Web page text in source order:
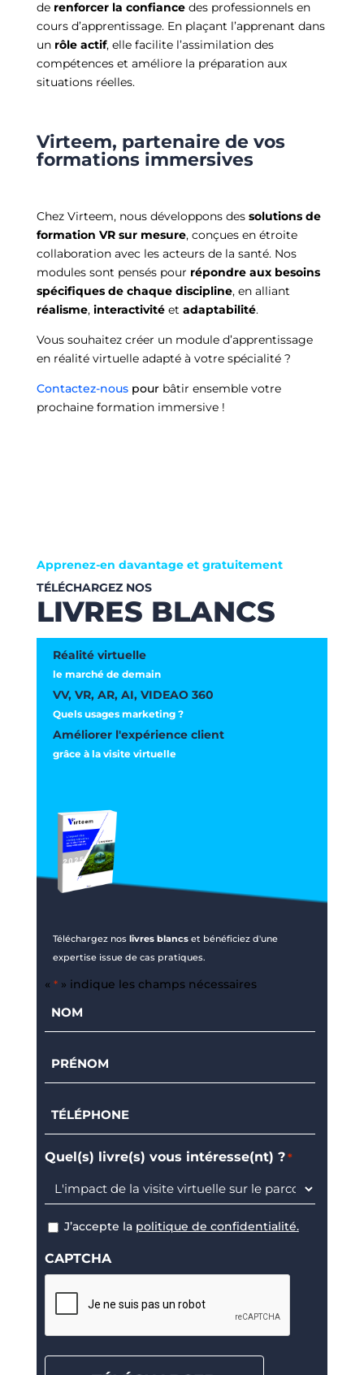
de renforcer la confiancedes professionnels en
cours d’apprentissage. En plaçant l’apprenant dans
un rôle actif, elle facilite l’assimilation des
compétences et améliore la préparation aux
situations réelles.
Virteem, partenaire de vos
formations immersives
Chez Virteem, nous développons dessolutions de
formation VR sur mesure, conçues en étroite
collaboration avec les acteurs de la santé. Nos
modules sont pensés pour répondre aux besoins
spécifiques de chaque discipline, en alliant
réalisme, interactivitéet adaptabilité.
Vous souhaitez créer un module d’apprentissage
en réalité virtuelle adapté à votre spécialité ?
Contactez-nouspour bâtir ensemble votre
prochaine formation immersive !
Apprenez-en davantage et gratuitement
TÉLÉCHARGEZ NOS
LIVRES BLANCS
Réalité virtuelle
le marché de demain
VV, VR, AR, AI, VIDEAO 360
Quels usages marketing ?
Améliorer l'expérience client
grâce à la visite virtuelle
Téléchargez noslivres blancset bénéficiez d'une
expertise issue de cas pratiques.
« *» indique les champs nécessaires
Prénom
Téléphone
Quel(s) livre(s) vous intéresse(nt) ? *
RGPDJ’accepte la politique de confidentialité.
CAPTCHA